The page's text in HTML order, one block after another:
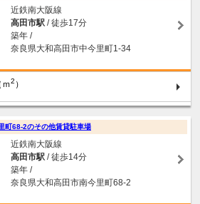
近鉄南大阪線
高田市駅/ 徒歩17分
築年 /
奈良県大和高田市中今里町1-34
ｍ2 ）
町68-2のその他賃貸駐車場
近鉄南大阪線
高田市駅/ 徒歩14分
築年 /
奈良県大和高田市南今里町68-2